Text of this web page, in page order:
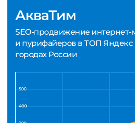
АкваТим
SEO-продвижение интернет-
и пурифайеров в ТОП Яндекс
городах России